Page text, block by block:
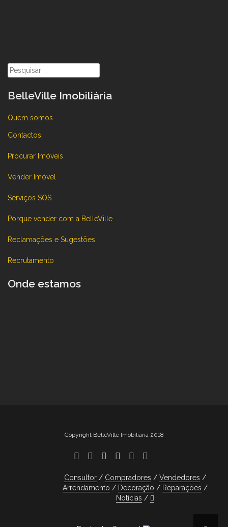
Pesquisar
por:
BelleVille Imobiliária
Quem somos
Contactos
Procurar Imóveis
Vender Imóvel
Serviços SOS
Porque vender com a BelleVille
Reclamações e Sugestões
Recrutamento
Onde estamos
Copyright BelleVille Imobiliária 2018
Consultor Compradores
Vendedores
Arrendamento
Decoração
Reparações
Notícias